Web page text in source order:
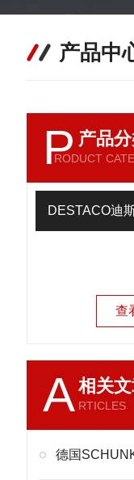
产品中
P 产品
RODUCT
DESTACO迪
查
A相关
RTICLES
德国